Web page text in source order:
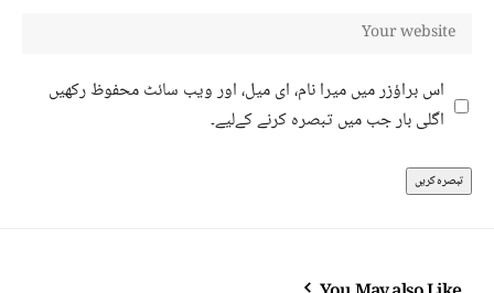
اس براؤزر میں میرا نام، ای میل، اور ویب سائٹ محفوظ رکھیں
اگلی بار جب میں تبصرہ کرنے کےلیے۔